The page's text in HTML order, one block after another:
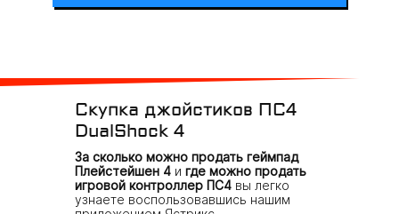
Скупка джойстиков ПС4
DualShock 4
За сколько можно продать геймпад
Плейстейшен 4 и где можно продать
игровой контроллер ПС4 вы легко
узнаете воспользовавшись нашим